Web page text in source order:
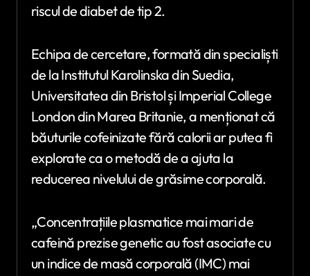
riscul de diabet de tip 2.
Echipa de cercetare, formată din specialiști
de la Institutul Karolinska din Suedia,
Universitatea din Bristol și Imperial College
London din Marea Britanie, a menționat că
băuturile cofeinizate fără calorii ar putea fi
explorate ca o metodă de a ajuta la
reducerea nivelului de grăsime corporală.
„Concentrațiile plasmatice mai mari de
cafeină prezise genetic au fost asociate cu
un indice de masă corporală (IMC) mai